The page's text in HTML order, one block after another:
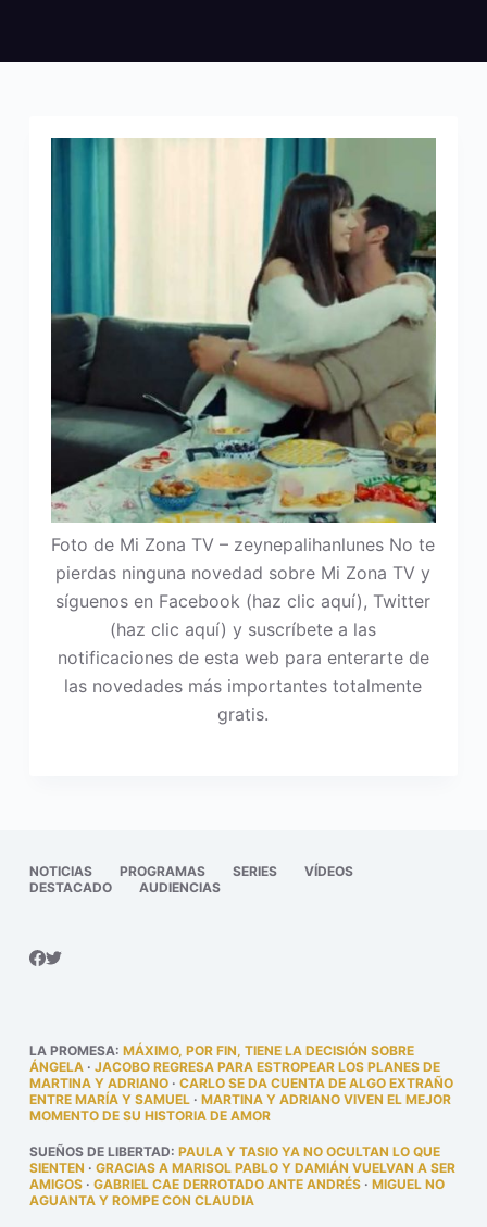
Foto de Mi Zona TV – zeynepalihanlunes No te
pierdas ninguna novedad sobre Mi Zona TV y
síguenos en Facebook (haz clic aquí), Twitter
(haz clic aquí) y suscríbete a las
notificaciones de esta web para enterarte de
las novedades más importantes totalmente
gratis.
NOTICIAS PROGRAMAS SERIES
VÍDEOS
DESTACADO
AUDIENCIAS
LA PROMESA: MÁXIMO, POR FIN, TIENE LA DECISIÓN SOBRE
ÁNGELA· JACOBO REGRESA PARA ESTROPEAR LOS PLANES DE
MARTINA Y ADRIANO· CARLO SE DA CUENTA DE ALGO EXTRAÑO
ENTRE MARÍA Y SAMUEL· MARTINA Y ADRIANO VIVEN EL MEJOR
MOMENTO DE SU HISTORIA DE AMOR
SUEÑOS DE LIBERTAD: PAULA Y TASIO YA NO OCULTAN LO QUE
SIENTEN · GRACIAS A MARISOL PABLO Y DAMIÁN VUELVAN A SER
AMIGOS· GABRIEL CAE DERROTADO ANTE ANDRÉS· MIGUEL NO
AGUANTA Y ROMPE CON CLAUDIA